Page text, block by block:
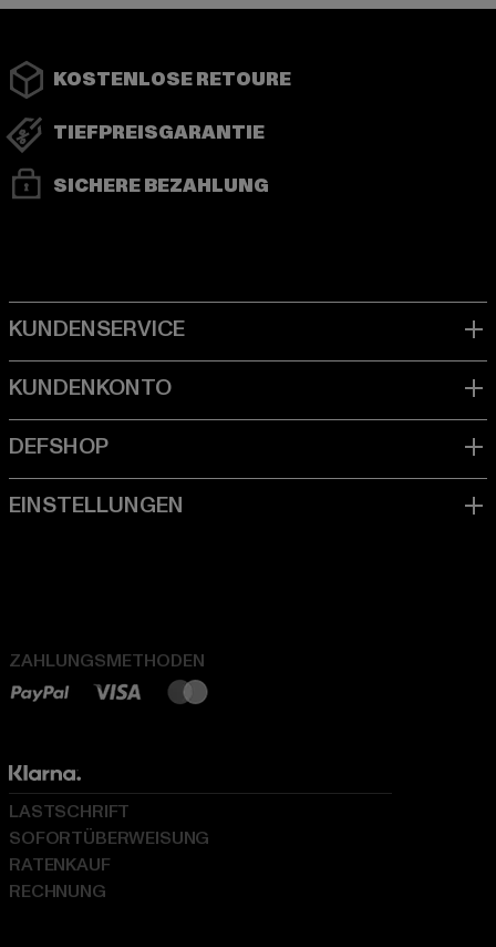
KOSTENLOSE RETOURE
TIEFPREISGARANTIE
SICHERE BEZAHLUNG
ZAHLUNGSMETHODEN
LASTSCHRIFT
SOFORTÜBERWEISUNG
RATENKAUF
RECHNUNG